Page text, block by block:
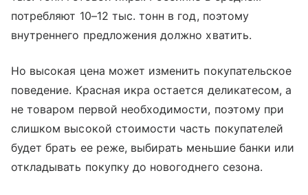
потребляют 10–12 тыс. тонн в год, поэтому
внутреннего предложения должно хватить.
Но высокая цена может изменить покупательское
поведение. Красная икра остается деликатесом, а
не товаром первой необходимости, поэтому при
слишком высокой стоимости часть покупателей
будет брать ее реже, выбирать меньшие банки или
откладывать покупку до новогоднего сезона.